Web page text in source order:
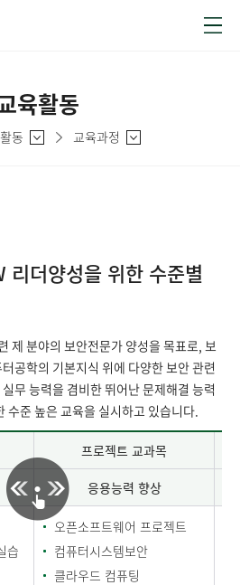
육활동
동 교육과정
리더양성을 위한 수준별
제 분야의 보안전문가 양성을 목표로, 보
공학의 기본지식 위에 다양한 보안 관련
무 능력을 겸비한 뛰어난 문제해결 능력
수준 높은 교육을 실시하고 있습니다.
프로젝트 교과목
응용능력 향상
습
오픈소프트웨어 프로젝트
컴퓨터시스템보안
클라우드 컴퓨팅